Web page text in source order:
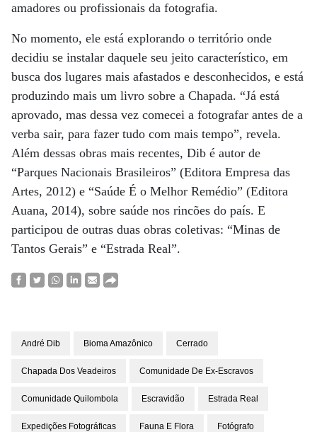
amadores ou profissionais da fotografia.
No momento, ele está explorando o território onde
decidiu se instalar daquele seu jeito característico, em
busca dos lugares mais afastados e desconhecidos, e está
produzindo mais um livro sobre a Chapada. “Já está
aprovado, mas dessa vez comecei a fotografar antes de a
verba sair, para fazer tudo com mais tempo”, revela.
Além dessas obras mais recentes, Dib é autor de
“Parques Nacionais Brasileiros” (Editora Empresa das
Artes, 2012) e “Saúde É o Melhor Remédio” (Editora
Auana, 2014), sobre saúde nos rincões do país. E
participou de outras duas obras coletivas: “Minas de
Tantos Gerais” e “Estrada Real”.
André Dib Bioma Amazônico Cerrado
Chapada Dos Veadeiros Comunidade De Ex-Escravos
Comunidade Quilombola Escravidão Estrada Real
Expedições Fotográficas Fauna E Flora Fotógrafo